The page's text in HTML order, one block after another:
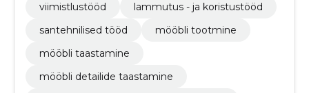
viimistlustööd
lammutus - ja koristustööd
santehnilised tööd
mööbli tootmine
mööbli taastamine
mööbli detailide taastamine